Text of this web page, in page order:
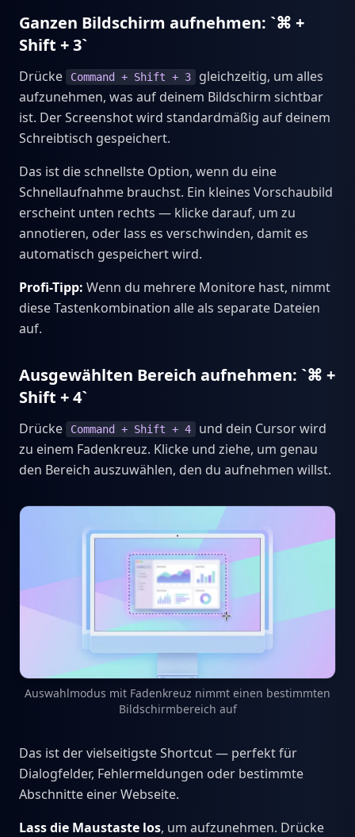
Ganzen Bildschirm aufnehmen: `⌘ +
Shift + 3`
Drücke Command + Shift + 3
gleichzeitig, um alles
aufzunehmen, was auf deinem Bildschirm sichtbar
ist. Der Screenshot wird standardmäßig auf deinem
Schreibtisch gespeichert.
Das ist die schnellste Option, wenn du eine
Schnellaufnahme brauchst. Ein kleines Vorschaubild
erscheint unten rechts — klicke darauf, um zu
annotieren, oder lass es verschwinden, damit es
automatisch gespeichert wird.
Profi-Tipp: Wenn du mehrere Monitore hast, nimmt
diese Tastenkombination alle als separate Dateien
auf.
Ausgewählten Bereich aufnehmen: `⌘ +
Shift + 4`
Drücke Command + Shift + 4
und dein Cursor wird
zu einem Fadenkreuz. Klicke und ziehe, um genau
den Bereich auszuwählen, den du aufnehmen willst.
Auswahlmodus mit Fadenkreuz nimmt einen bestimmten
Bildschirmbereich auf
Das ist der vielseitigste Shortcut — perfekt für
Dialogfelder, Fehlermeldungen oder bestimmte
Abschnitte einer Webseite.
Lass die Maustaste los, um aufzunehmen. Drücke